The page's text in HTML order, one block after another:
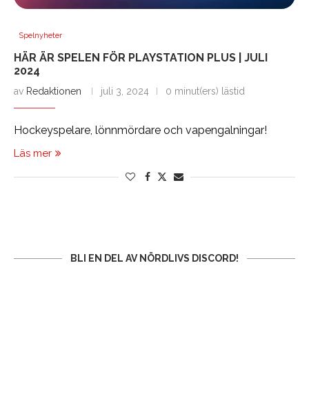
Spelnyheter
HÄR ÄR SPELEN FÖR PLAYSTATION PLUS | JULI
2024
av Redaktionen juli 3, 2024 0 minut(ers) lästid
Hockeyspelare, lönnmördare och vapengalningar!
Läs mer
BLI EN DEL AV NÖRDLIVS DISCORD!